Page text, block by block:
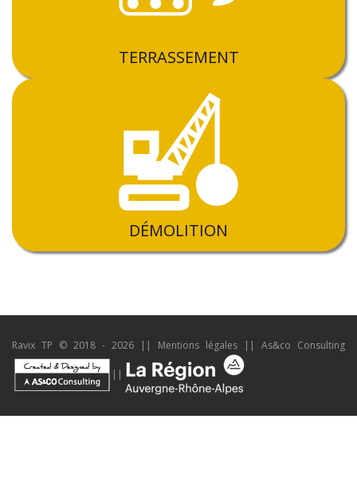
TERRASSEMENT
DÉMOLITION
Ravix TP © 2018 - 2026 || Mentions légales || As&co Consulting
||